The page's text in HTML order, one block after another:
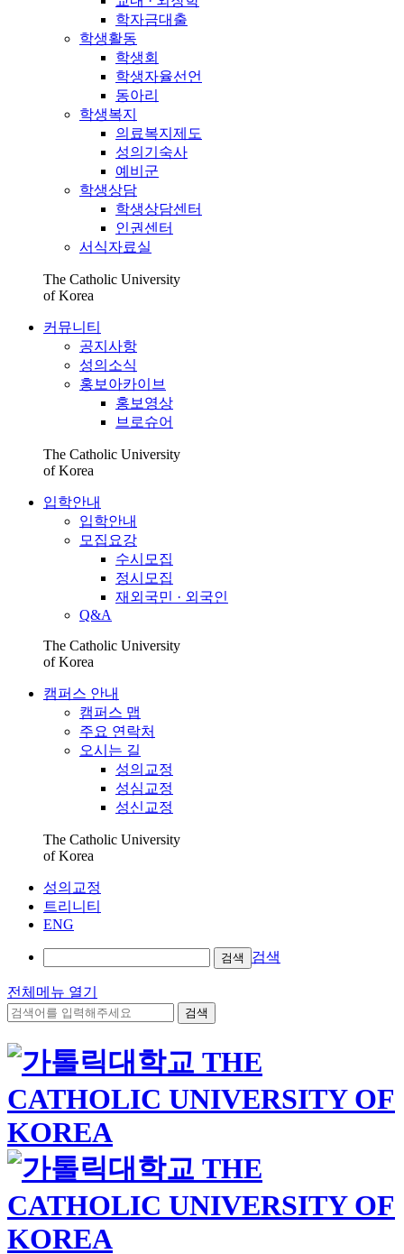
학자금대출
학생활동
학생회
학생자율선언
동아리
학생복지
의료복지제도
성의기숙사
예비군
학생상담
학생상담센터
인권센터
서식자료실
The Catholic University
of Korea
커뮤니티
공지사항
성의소식
홍보아카이브
홍보영상
브로슈어
The Catholic University
of Korea
입학안내
입학안내
모집요강
수시모집
정시모집
재외국민 · 외국인
Q&A
The Catholic University
of Korea
캠퍼스 안내
캠퍼스 맵
주요 연락처
오시는 길
성의교정
성심교정
성신교정
The Catholic University
of Korea
성의교정
트리니티
ENG
검색 검색
전체메뉴 열기
검색